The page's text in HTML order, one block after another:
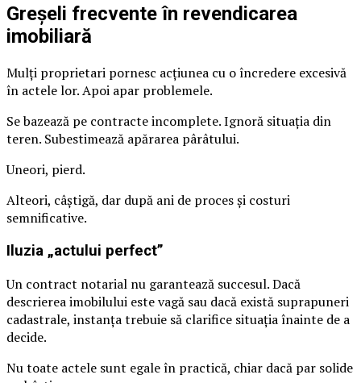
Greșeli frecvente în revendicarea
imobiliară
Mulți proprietari pornesc acțiunea cu o încredere excesivă
în actele lor. Apoi apar problemele.
Se bazează pe contracte incomplete. Ignoră situația din
teren. Subestimează apărarea pârâtului.
Uneori, pierd.
Alteori, câștigă, dar după ani de proces și costuri
semnificative.
Iluzia „actului perfect”
Un contract notarial nu garantează succesul. Dacă
descrierea imobilului este vagă sau dacă există suprapuneri
cadastrale, instanța trebuie să clarifice situația înainte de a
decide.
Nu toate actele sunt egale în practică, chiar dacă par solide